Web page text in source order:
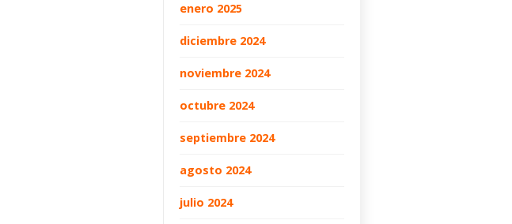
enero 2025
diciembre 2024
noviembre 2024
octubre 2024
septiembre 2024
agosto 2024
julio 2024